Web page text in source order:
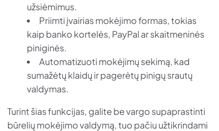
užsiėmimus.
Priimti įvairias mokėjimo formas, tokias
kaip banko kortelės, PayPal ar skaitmeninės
piniginės.
Automatizuoti mokėjimų sekimą, kad
sumažėtų klaidų ir pagerėtų pinigų srautų
valdymas.
Turint šias funkcijas, galite be vargo supaprastinti
būrelių mokėjimo valdymą, tuo pačiu užtikrindami